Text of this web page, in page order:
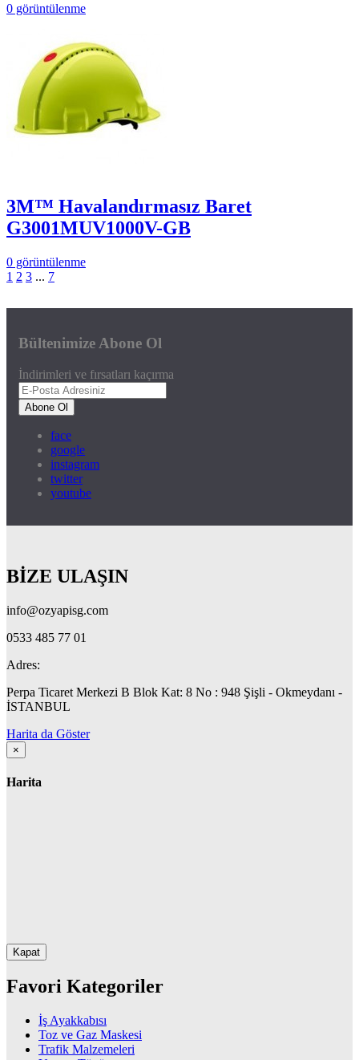
0 görüntülenme
3M™ Havalandırmasız Baret
G3001MUV1000V-GB
0 görüntülenme
1 2 3 ... 7
Bültenimize Abone Ol
İndirimleri ve fırsatları kaçırma
Abone Ol
face
google
instagram
twitter
youtube
BİZE ULAŞIN
info@ozyapisg.com
0533 485 77 01
Adres:
Perpa Ticaret Merkezi B Blok Kat: 8 No : 948 Şişli - Okmeydanı -
İSTANBUL
Harita da Göster
×
Harita
Kapat
Favori Kategoriler
İş Ayakkabısı
Toz ve Gaz Maskesi
Trafik Malzemeleri